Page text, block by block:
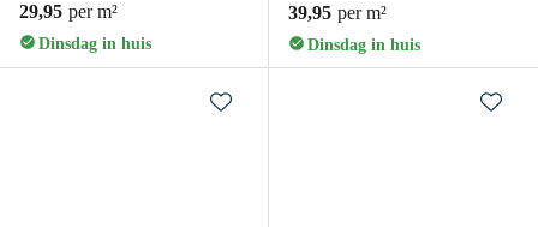
29,95 per m²
Dinsdag in huis
39,95 per m²
Dinsdag in huis